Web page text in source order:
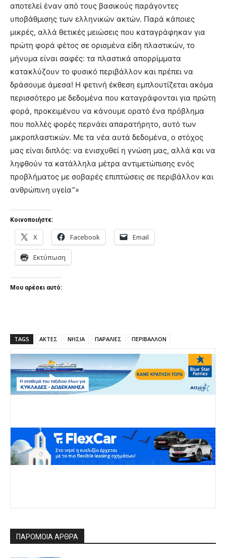
αποτελεί έναν από τους βασικούς παράγοντες
υποβάθμισης των ελληνικών ακτών. Παρά κάποιες
μικρές, αλλά θετικές μειώσεις που καταγράφηκαν για
πρώτη φορά φέτος σε ορισμένα είδη πλαστικών, το
μήνυμα είναι σαφές: τα πλαστικά απορρίμματα
κατακλύζουν το φυσικό περιβάλλον και πρέπει να
δράσουμε άμεσα! Η φετινή έκθεση εμπλουτίζεται ακόμα
περισσότερο με δεδομένα που καταγράφονται για πρώτη
φορά, προκειμένου να κάνουμε ορατό ένα πρόβλημα
που πολλές φορές περνάει απαρατήρητο, αυτό των
μικροπλαστικών. Με τα νέα αυτά δεδομένα, ο στόχος
μας είναι διπλός: να ενισχυθεί η γνώση μας, αλλά και να
ληφθούν τα κατάλληλα μέτρα αντιμετώπισης ενός
προβλήματος με σοβαρές επιπτώσεις σε περιβάλλον και
ανθρώπινη υγεία”»
Κοινοποιήστε:
X Facebook Email
Εκτύπωση
Μου αρέσει αυτό:
TAGS ΑΚΤΕΣ ΝΗΣΙΑ ΠΑΡΑΛΙΕΣ ΠΕΡΙΒΑΛΛΟΝ
ΠΑΡΟΜΟΙΑ ΑΡΘΡΑ